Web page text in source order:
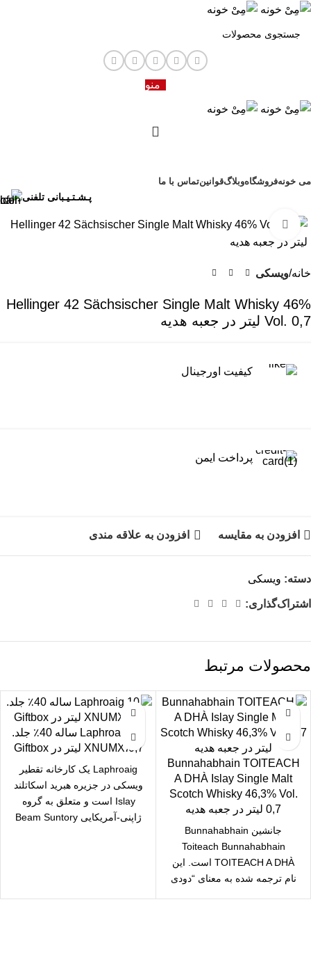
منو
می خونهفروشگاهوبلاگقوانینتماس با ما
پـشـتـیـبانی تلفنی
برای بزرگنمایی کلیک کنید
خانه ویسکی
Hellinger 42 Sächsischer Single Malt Whisky 46%
Vol. 0,7 لیتر در جعبه هدیه
کیفیت اورجینال
پرداخت ایمن
افزودن به مقایسه افزودن به علاقه مندی
دسته: ویسکی
اشتراک‌گذاری:
محصولات مرتبط
Bunnahabhain TOITEACH
A DHÀ Islay Single Malt
Scotch Whisky 46,3% Vol.
0,7 لیتر در جعبه هدیه
جانشین Bunnahabhain
Toiteach Bunnahabhain
TOITEACH A DHÀ است. این
نام ترجمه شده به معنای “دودی
Laphroaig 10 ساله 40٪ جلد.
0,7،XNUMX لیتر در Giftbox
Laphroaig یک کارخانه تقطیر
ویسکی در جزیره هبرید اسکاتلند
Islay است و متعلق به گروه
ژاپنی-آمریکایی Beam Suntory